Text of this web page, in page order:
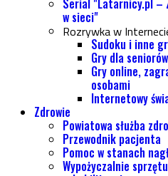
Serial "Latarnicy.pl –
w sieci"
Rozrywka w
Sudoku i inne
Gry dla seniorów
Gry online,
osobami
Internetowy
Zdrowie
Powiatowa służba
Przewodnik pacjenta
Pomoc w stanach
Wypożyczalnie sprzętu